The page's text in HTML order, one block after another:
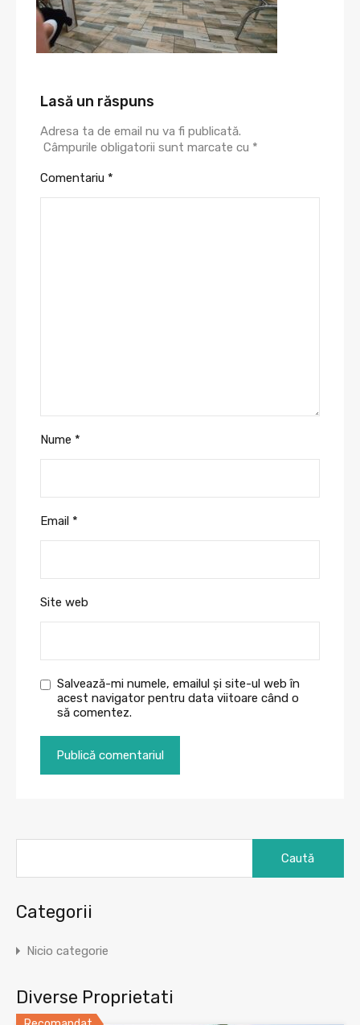
Lasă un răspuns
Adresa ta de email nu va fi publicată.
Câmpurile obligatorii sunt marcate cu *
Comentariu *
Nume *
Email *
Site web
Salvează-mi numele, emailul și site-ul web în
acest navigator pentru data viitoare când o
să comentez.
Categorii
Nicio categorie
Diverse Proprietati